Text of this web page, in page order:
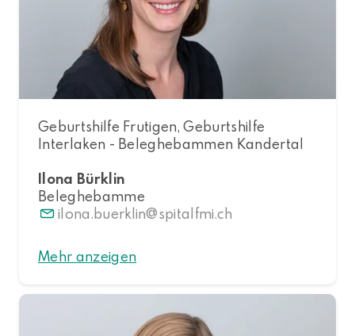
Geburtshilfe Frutigen, Geburtshilfe
Interlaken - Beleghebammen Kandertal
Ilona Bürklin
Beleghebamme
ilona.buerklin
spitalfmi.ch
Mehr anzeigen